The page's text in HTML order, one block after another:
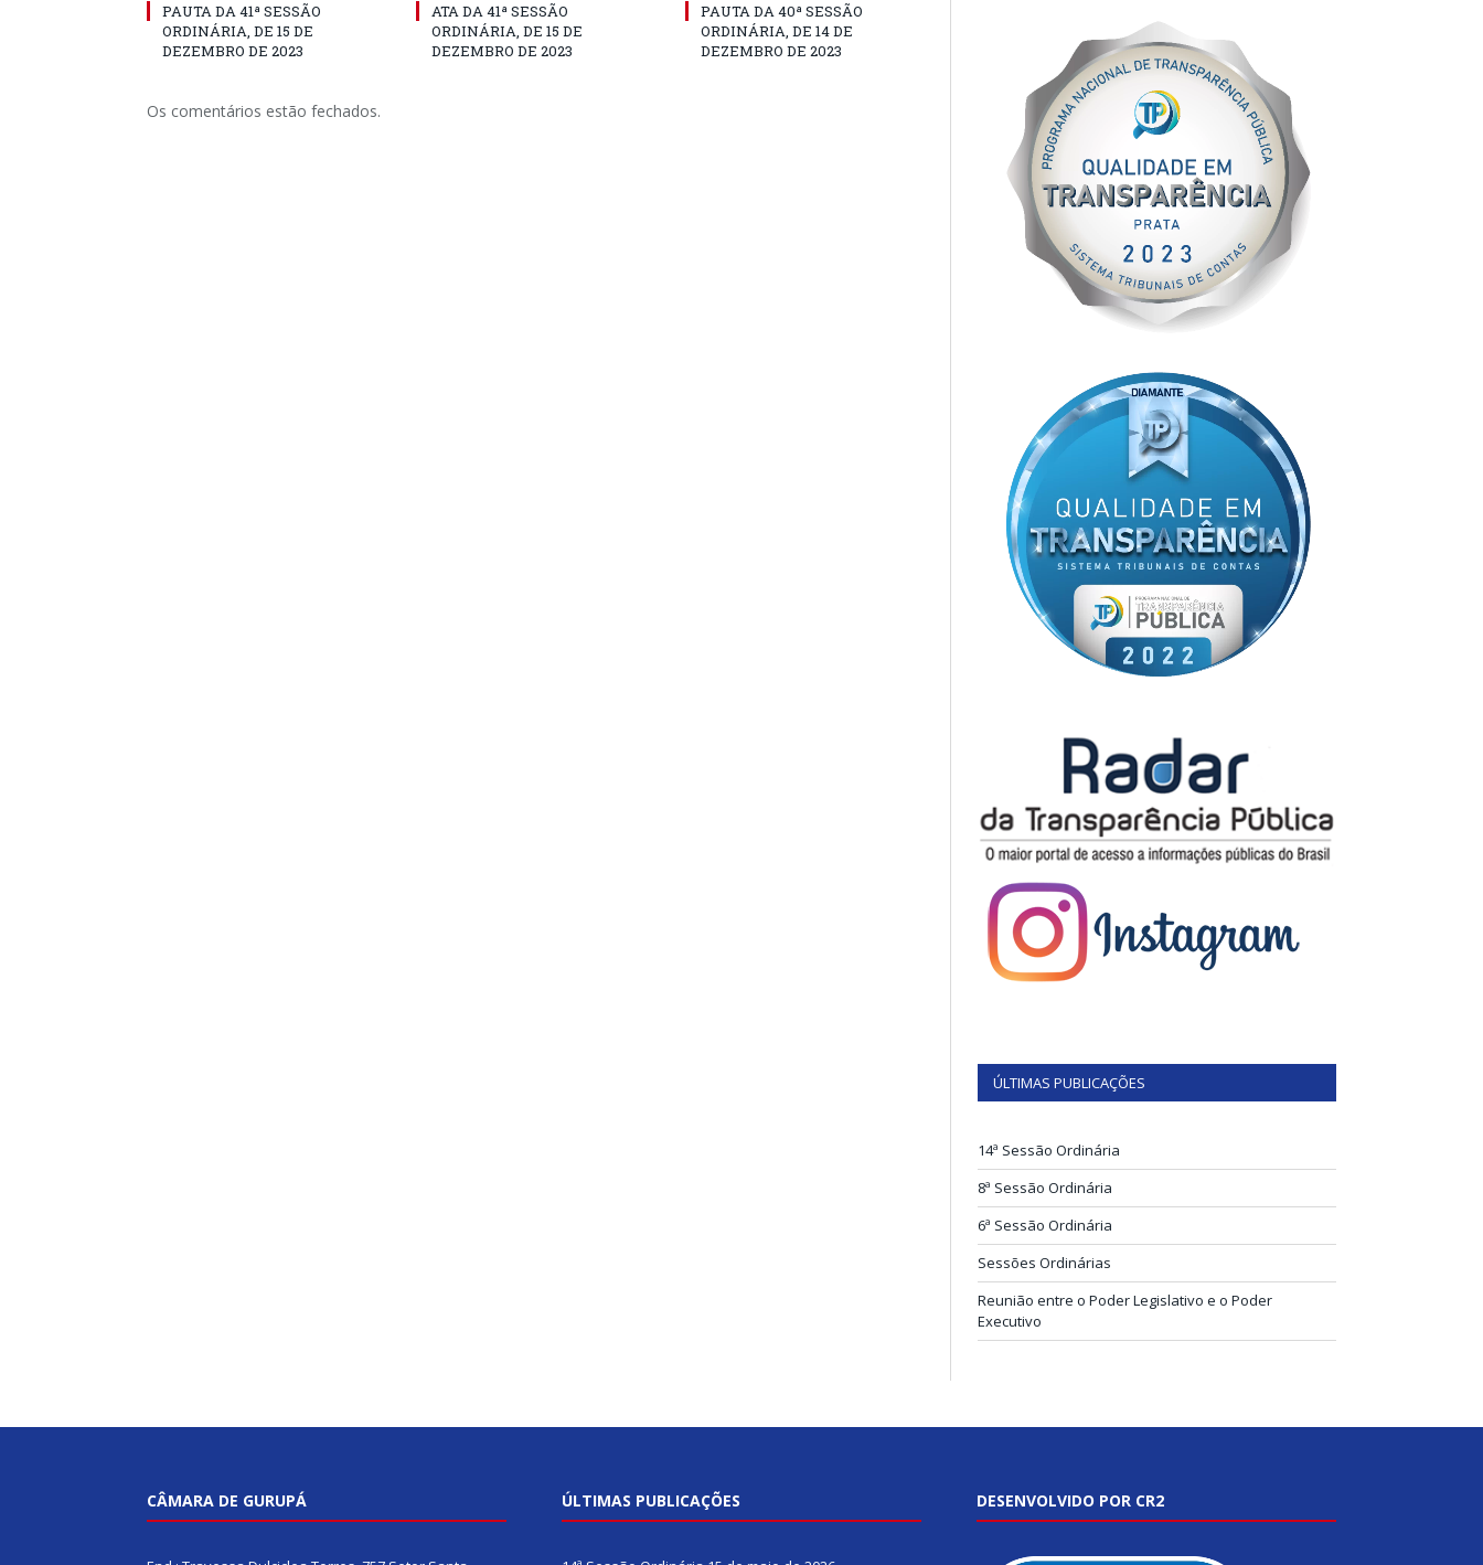
PAUTA DA 41ª SESSÃO
ORDINÁRIA, DE 15 DE
DEZEMBRO DE 2023
ATA DA 41ª SESSÃO
ORDINÁRIA, DE 15 DE
DEZEMBRO DE 2023
PAUTA DA 40ª SESSÃO
ORDINÁRIA, DE 14 DE
DEZEMBRO DE 2023
Os comentários estão fechados.
ÚLTIMAS PUBLICAÇÕES
14ª Sessão Ordinária
8ª Sessão Ordinária
6ª Sessão Ordinária
Sessões Ordinárias
Reunião entre o Poder Legislativo e o Poder
Executivo
CÂMARA DE GURUPÁ ÚLTIMAS PUBLICAÇÕES DESENVOLVIDO POR CR2